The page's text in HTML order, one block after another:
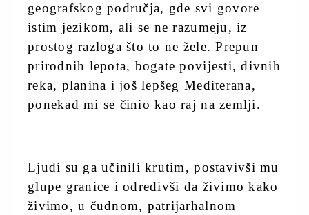
geografskog područja, gde svi govore
istim jezikom, ali se ne razumeju, iz
prostog razloga što to ne žele. Prepun
prirodnih lepota, bogate povijesti, divnih
reka, planina i još lepšeg Mediterana,
ponekad mi se činio kao raj na zemlji.
Ljudi su ga učinili krutim, postavivši mu
glupe granice i odredivši da živimo kako
živimo, u čudnom, patrijarhalnom